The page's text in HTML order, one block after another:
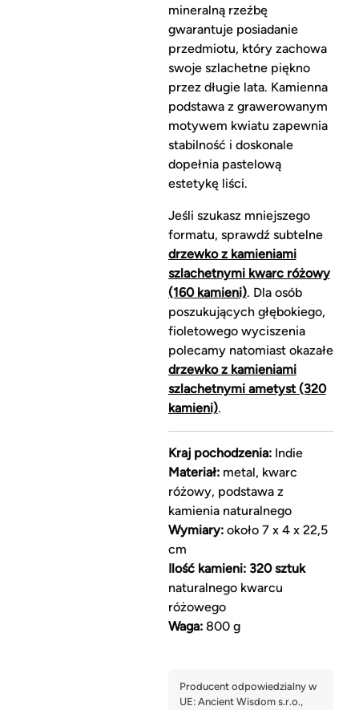
mineralną rzeźbę
gwarantuje posiadanie
przedmiotu, który zachowa
swoje szlachetne piękno
przez długie lata. Kamienna
podstawa z grawerowanym
motywem kwiatu zapewnia
stabilność i doskonale
dopełnia pastelową
estetykę liści.
Jeśli szukasz mniejszego
formatu, sprawdź subtelne
drzewko z kamieniami
szlachetnymi kwarc różowy
(160 kamieni). Dla osób
poszukujących głębokiego,
fioletowego wyciszenia
polecamy natomiast okazałe
drzewko z kamieniami
szlachetnymi ametyst (320
kamieni).
Kraj pochodzenia:Indie
Materiał:metal, kwarc
różowy, podstawa z
kamienia naturalnego
Wymiary:około 7 x 4 x 22,5
cm
Ilość kamieni: 320 sztuk
naturalnego kwarcu
różowego
Waga:800 g